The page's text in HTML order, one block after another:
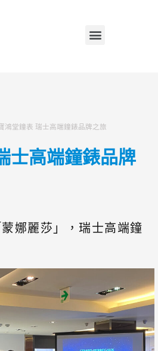
鴻堂鐘表 瑞士高端鐘錶品牌之旅
士高端鐘錶品牌
娜麗莎」，瑞士高端鐘